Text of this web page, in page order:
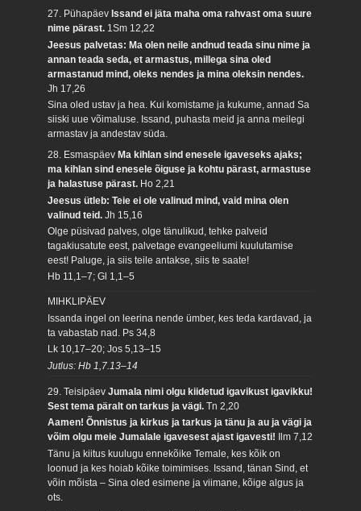
27. Pühapäev Issand ei jäta maha oma rahvast oma suure
nime pärast. 1Sm 12,22
Jeesus palvetas: Ma olen neile andnud teada sinu nime ja
annan teada seda, et armastus, millega sina oled
armastanud mind, oleks nendes ja mina oleksin nendes.
Jh 17,26
Sina oled ustav ja hea. Kui komistame ja kukume, annad Sa
siiski uue võimaluse. Issand, puhasta meid ja anna meilegi
armastav ja andestav süda.
28. Esmaspäev Ma kihlan sind enesele igaveseks ajaks;
ma kihlan sind enesele õiguse ja kohtu pärast, armastuse
ja halastuse pärast. Ho 2,21
Jeesus ütleb: Teie ei ole valinud mind, vaid mina olen
valinud teid.Jh 15,16
Olge püsivad palves, olge tänulikud, tehke palveid
tagakiusatute eest, palvetage evangeeliumi kuulutamise
eest! Paluge, ja siis teile antakse, siis te saate!
Hb 11,1–7; Gl 1,1–5
MIHKLIPÄEV
Issanda ingel on leerina nende ümber, kes teda kardavad, ja
ta vabastab nad. Ps 34,8
Lk 10,17–20; Jos 5,13–15
Jutlus: Hb 1,7.13–14
29. TeisipäevJumala nimi olgu kiidetud igavikust igavikku!
Sest tema päralt on tarkus ja vägi.Tn 2,20
Aamen! Õnnistus ja kirkus ja tarkus ja tänu ja au ja vägi ja
võim olgu meie Jumalale igavesest ajast igavesti!
Ilm 7,12
Tänu ja kiitus kuulugu ennekõike Temale, kes kõik on
loonud ja kes hoiab kõike toimimises. Issand, tänan Sind, et
võin mõista – Sina oled esimene ja viimane, kõige algus ja
ots.